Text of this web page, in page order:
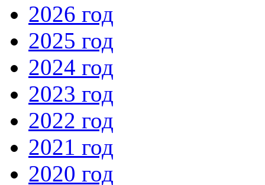
2026 год
2025 год
2024 год
2023 год
2022 год
2021 год
2020 год